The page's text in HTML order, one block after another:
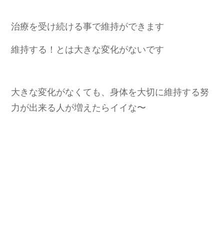
治療を受け続ける事で維持ができます
維持する！とは大きな変化がないです
大きな変化がなくても、身体を大切に維持する努
力が出来る人が増えたらイイな〜